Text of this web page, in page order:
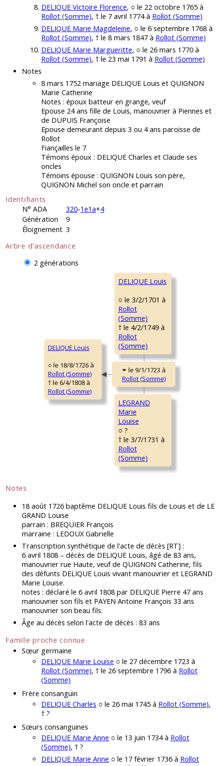
DELIQUE Victoire Florence, ○ le 22 octobre 1765 à
Rollot (Somme), † le 7 avril 1774 à Rollot (Somme)
DELIQUE Marie Magdeleine, ○ le 6 septembre 1768 à
Rollot (Somme), † le 8 mars 1847 à Rollot (Somme)
DELIQUE Marie Margueritte, ○ le 26 mars 1770 à
Rollot (Somme), † le 23 mai 1791 à Rollot (Somme)
Notes
8 mars 1752 mariage DELIQUE Louis et QUIGNON
Marie Catherine
Notes : époux batteur en grange, veuf
Epouse 24 ans fille de Louis, manouvrier à Piennes et
de DUPUIS Françoise
Epouse demeurant depuis 3 ou 4 ans paroisse de
Rollot
Fiançailles le 7
Témoins époux : DELIQUE Charles et Claude ses
oncles
Témoins épouse : QUIGNON Louis son père,
QUIGNON Michel son oncle et parrain
Identifiants
N° ADA
320-1e1a+4
Génération
9
Éloignement 3
Arbre d'ascendance
2 générations
DELIQUE Louis
○ le 18/8/1726 à
Rollot (Somme)
† le 6/4/1808 à
Rollot (Somme)
DELIQUE Louis
○ le 3/2/1701 à
Rollot
(Somme)
† le 4/2/1749 à
Rollot
(Somme)
LEGRAND
Marie
Louise
○ ?
† le 3/7/1731 à
Rollot
(Somme)
Notes
18 août 1726 baptême DELIQUE Louis fils de Louis et de LE
GRAND Louise
parrain : BREQUIER François
marraine : LEDOUX Gabrielle
Transcription synthétique de l'acte de décès [RT] :
6 avril 1808 – décès de DELIQUE Louis, âgé de 83 ans,
manouvrier rue Haute, veuf de QUIGNON Catherine, fils
des défunts DELIQUE Louis vivant manouvrier et LEGRAND
Marie Louise.
notes : déclaré le 6 avril 1808 par DELIQUE Pierre 47 ans
manouvrier son fils et PAYEN Antoine François 33 ans
manouvrier son beau fils.
Âge au décès selon l'acte de décès : 83 ans
Famille proche connue
Sœur germaine
DELIQUE Marie Louise ○ le 27 décembre 1723 à
Rollot (Somme), † le 26 septembre 1796 à Rollot
(Somme)
Frère consanguin
DELIQUE Charles ○ le 26 mai 1745 à Rollot (Somme),
† ?
Sœurs consanguines
DELIQUE Marie Anne ○ le 13 juin 1734 à Rollot
(Somme), † ?
DELIQUE Marie Anne ○ le 17 février 1736 à Rollot